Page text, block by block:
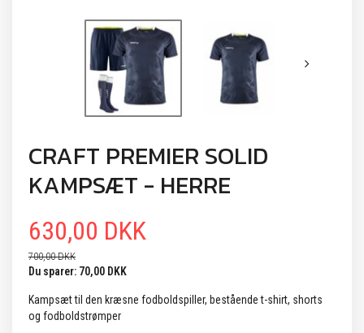
CRAFT PREMIER SOLID
KAMPSÆT - HERRE
630,00 DKK
700,00 DKK
Du sparer: 70,00 DKK
Kampsæt til den kræsne fodboldspiller, bestående t-shirt, shorts
og fodboldstrømper